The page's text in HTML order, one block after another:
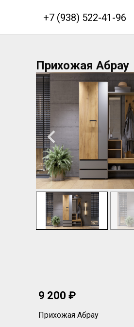
+7 (938) 522-41-96
Прихожая Абрау
9 200 ₽
Прихожая Абрау